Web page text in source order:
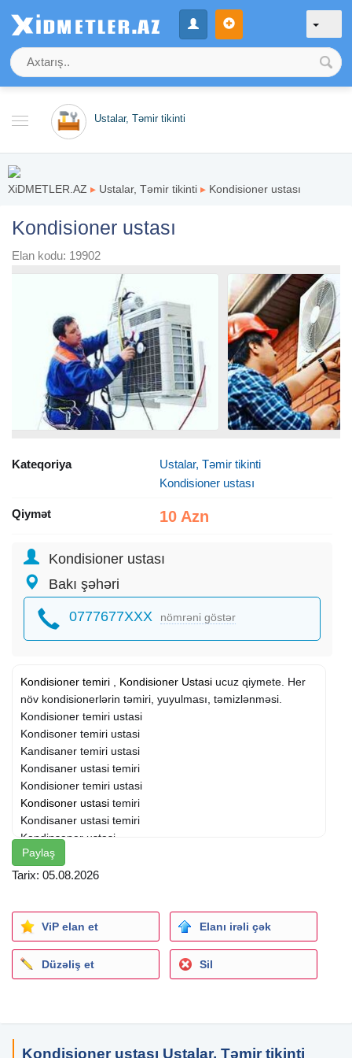
Ustalar, Təmir tikinti
XiDMETLER.AZ ▸ Ustalar, Təmir tikinti ▸ Kondisioner ustası
Kondisioner ustası
Elan kodu: 19902
Kateqoriya
Ustalar, Təmir tikinti
Kondisioner ustası
Qiymət 10 Azn
Kondisioner ustası
Bakı şəhəri
0777677XXX nömrəni göstər
Kondisioner temiri , Kondisioner Ustasi ucuz qiymete. Her
növ kondisionerlərin təmiri, yuyulması, təmizlənməsi.
Kondisioner temiri ustasi
Kondisoner temiri ustasi
Kandisaner temiri ustasi
Kondisaner ustasi temiri
Kondisioner temiri ustasi
Kondisoner ustasi temiri
Kondisaner ustasi temiri
Kandinsaner ustasi
Kondisaner ustasi
Kondisaner temiri
kondisyoner ustasi
kondisyoner ustası
kondisyoner ustası
kondisyaner ustasi
Kandisaner ustasi
Paylaş
Tarix: 05.08.2026
ViP elan et Elanı irəli çək
Düzəliş et Sil
Kondisioner ustası Ustalar, Təmir tikinti